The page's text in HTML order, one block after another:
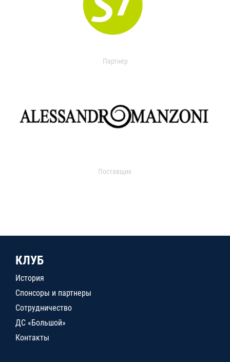
Партнер
Поставщик
КЛУБ
История
Спонсоры и партнеры
Сотрудничество
ДС «Большой»
Контакты